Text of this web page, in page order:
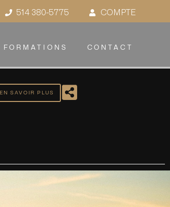
514 380-5775 COMPTE
FORMATIONS CONTACT
EN SAVOIR PLUS